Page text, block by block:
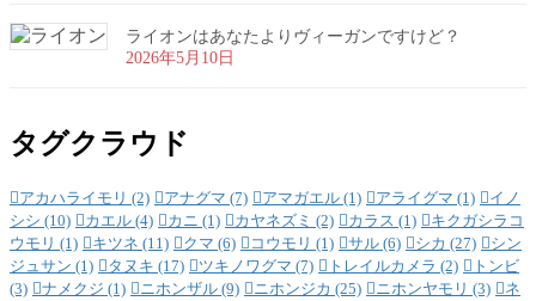
ライオンはあなたよりヴィーガンですけど？
2026年5月10日
タグクラウド
アカハライモリ (2) アナグマ (7) アマガエル (1) アライグマ (1)
イノ
シシ (10) カエル (4) カニ (1) カヤネズミ (2) カラス (1)
キクガシラコ
ウモリ (1) キツネ (11) クマ (6) コウモリ (1) サル (6) シカ (27)
シン
ジュサン (1) タヌキ (17) ツキノワグマ (7) トレイルカメラ (2)
トンビ
(3)
ナメクジ (1) ニホンザル (9) ニホンジカ (25) ニホンヤモリ (3)
ネ